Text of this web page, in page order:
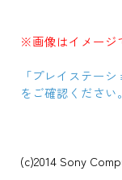
※画像はイメージ
「プレイステー
をご確認ください。
(c)2014 Sony